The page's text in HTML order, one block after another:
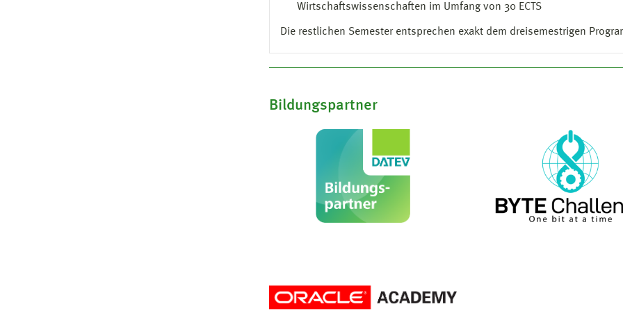
Wirtschaftswissenschaften im Umfang von 30 ECTS
Die restlichen Semester entsprechen exakt dem dreisemestrigen
Bildungspartner